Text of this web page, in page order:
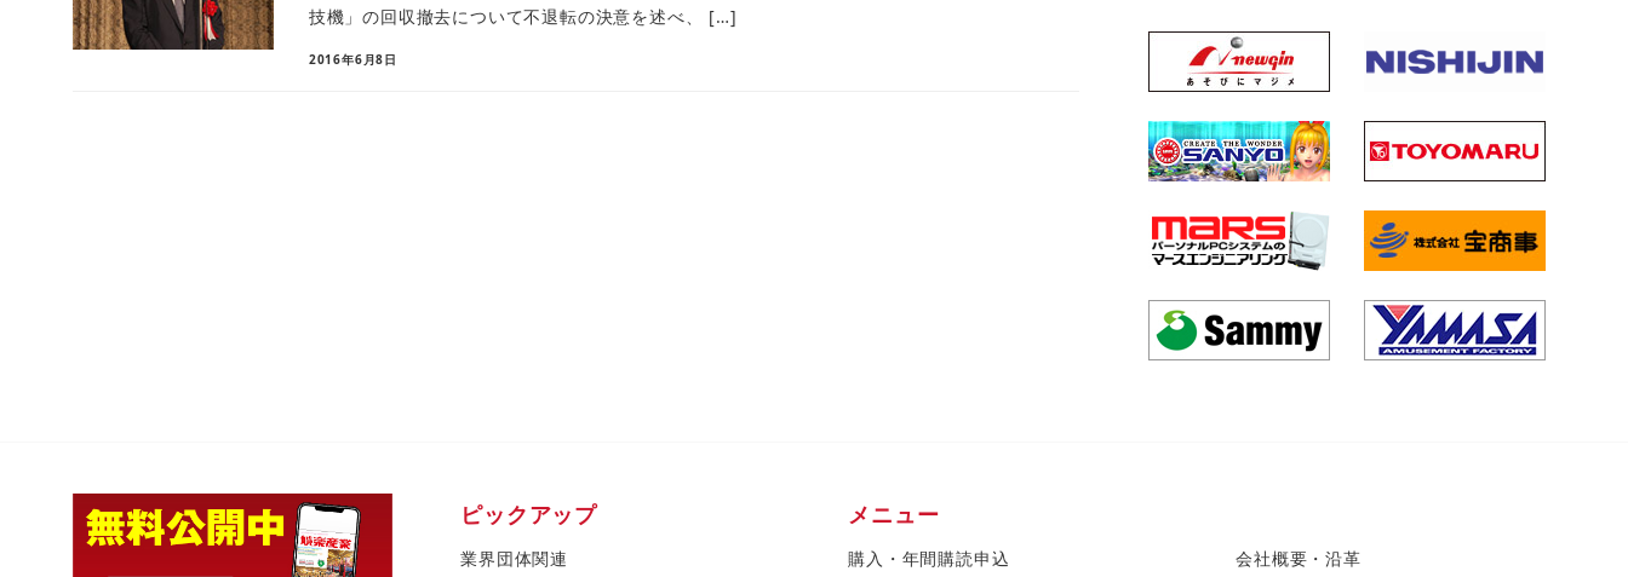
技機」の回収撤去について不退転の決意を述べ、 […]
2016年6月8日
ピックアップ
業界団体関連
メニュー
購入・年間購読申込 会社概要・沿革